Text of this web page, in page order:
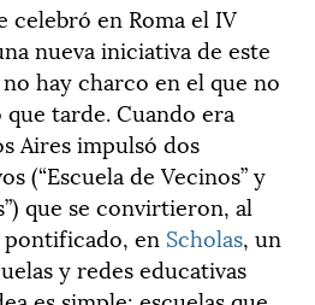
celebró en Roma el IV
nueva iniciativa de este
hay charco en el que no
tarde. Cuando era
Aires impulsó dos
(“Escuela de Vecinos” y
que se convirtieron, al
en Scholas, un
y redes educativas